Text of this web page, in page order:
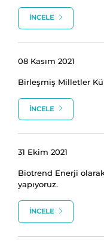
İNCELE
08 Kasım 2021
Birleşmiş Milletler
İNCELE
31 Ekim 2021
Biotrend Enerji
yapıyoruz.
İNCELE